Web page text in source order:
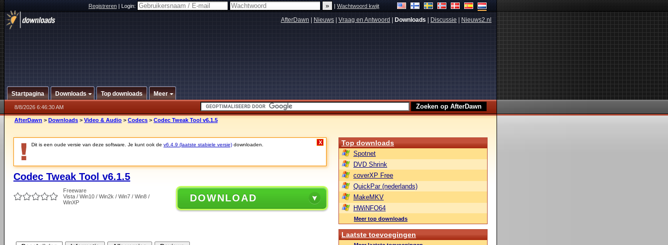
Registreren|Login: |Wachtwoord kwijt
AfterDawn Nieuws Vraag en Antwoord Downloads Discussie Nieuws2.nl
Startpagina Downloads Top downloads Meer
8/8/2026 6:46:30 AM
AfterDawn > Downloads > Video & Audio > Codecs > Codec Tweak Tool v6.1.5
Dit is een oude versie van deze software. Je kunt ook de v6.4.9 (laatste stabiele versie) downloaden. X
Codec Tweak Tool v6.1.5
Freeware
Vista / Win10 / Win2k / Win7 / Win8 /
WinXP
DOWNLOAD
Top downloads
Spotnet
DVD Shrink
coverXP Free
QuickPar (nederlands)
MakeMKV
HWiNFO64
Meer top downloads
Laatste toevoegingen